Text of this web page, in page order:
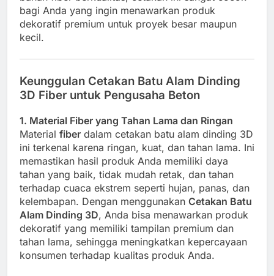
bagi Anda yang ingin menawarkan produk
dekoratif premium untuk proyek besar maupun
kecil.
Keunggulan Cetakan Batu Alam Dinding
3D Fiber untuk Pengusaha Beton
1. Material Fiber yang Tahan Lama dan Ringan
Material fiber dalam cetakan batu alam dinding 3D
ini terkenal karena ringan, kuat, dan tahan lama. Ini
memastikan hasil produk Anda memiliki daya
tahan yang baik, tidak mudah retak, dan tahan
terhadap cuaca ekstrem seperti hujan, panas, dan
kelembapan. Dengan menggunakan Cetakan Batu
Alam Dinding 3D, Anda bisa menawarkan produk
dekoratif yang memiliki tampilan premium dan
tahan lama, sehingga meningkatkan kepercayaan
konsumen terhadap kualitas produk Anda.